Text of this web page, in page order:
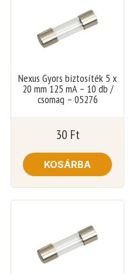
Nexus Gyors biztosíték 5 x
20 mm 125 mA – 10 db /
csomag – 05276
30 Ft
KOSÁRBA